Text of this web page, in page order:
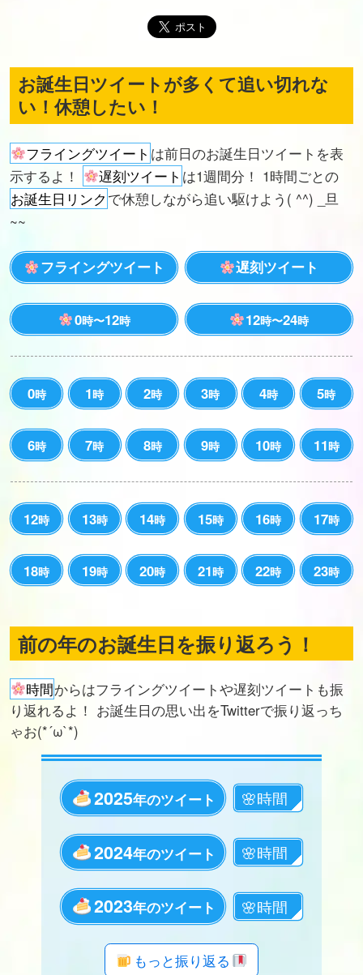
お誕生日ツイートが多くて追い切れな
い！休憩したい！
フライングツイート は前日のお誕生日ツイートを表
示するよ！
遅刻ツイート は1週間分！ 1時間ごとの
お誕生日リンク で休憩しながら追い駆けよう( ^^) _旦
~~
フライングツイート 遅刻ツイート
0時〜12時 12時〜24時
0時 1時 2時 3時 4時 5時
6時 7時 8時 9時 10時 11時
12時 13時 14時 15時 16時 17時
18時 19時 20時 21時 22時 23時
前の年のお誕生日を振り返ろう！
時間からはフライングツイートや遅刻ツイートも振
り返れるよ！ お誕生日の思い出をTwitterで振り返っち
ゃお(*´ω`*)
2025年のツイート
2024年のツイート
2023年のツイート
年のツイート
年のツイート
年のツイート
年のツイート
年のツイート
年のツイート
年のツイート
年のツイート
年のツイート
年のツイート
年のツイート
年のツイート
年のツイート
年のツイート
年のツイート
年のツイート
年のツイート
もっと振り返る